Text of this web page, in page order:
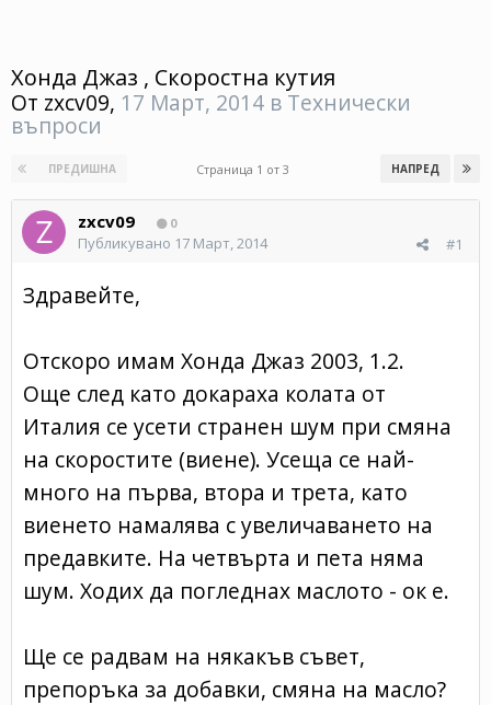
Хонда Джаз , Скоростна кутия
От zxcv09, 17 Март, 2014 в Технически
въпроси
ПРЕДИШНА НАПРЕД
Страница 1 от 3
zxcv09 0
#1
Публикувано 17 Март, 2014
Здравейте,
Отскоро имам Хонда Джаз 2003, 1.2.
Още след като докараха колата от
Италия се усети странен шум при смяна
на скоростите (виене). Усеща се най-
много на първа, втора и трета, като
виенето намалява с увеличаването на
предавките. На четвърта и пета няма
шум. Ходих да погледнах маслото - ок е.
Ще се радвам на някакъв съвет,
препоръка за добавки, смяна на масло?